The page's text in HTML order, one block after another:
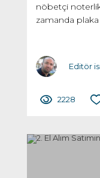
nöbetçi
zamanda plaka
Editör
2228